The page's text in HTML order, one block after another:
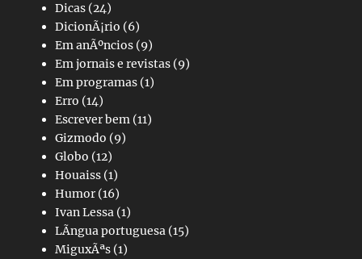
Dicas (24)
DicionÃ¡rio (6)
Em anÃºncios (9)
Em jornais e revistas (9)
Em programas (1)
Erro (14)
Escrever bem (11)
Gizmodo (9)
Globo (12)
Houaiss (1)
Humor(16)
Ivan Lessa (1)
LÃ­ngua portuguesa (15)
MiguxÃªs (1)